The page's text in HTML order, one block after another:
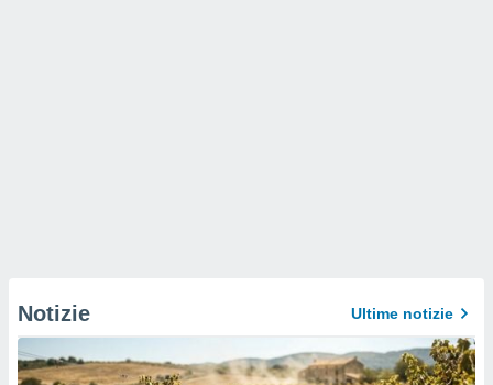
Notizie Ultime notizie